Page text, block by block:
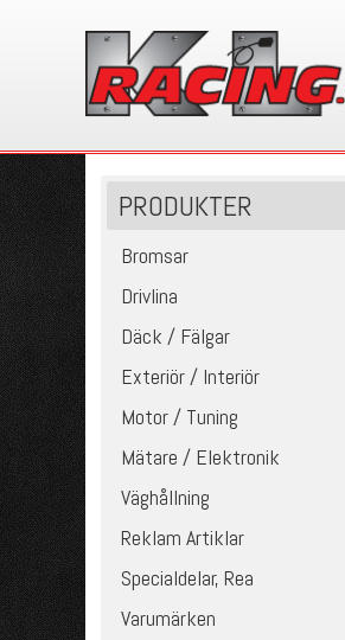
PRODUKTER
Bromsar
Drivlina
Däck / Fälgar
Exteriör / Interiör
Motor / Tuning
Mätare / Elektronik
Väghållning
Reklam Artiklar
Specialdelar, Rea
Varumärken